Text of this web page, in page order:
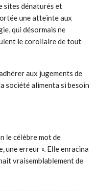
sites dénaturés et
une atteinte aux
qui désormais ne
le corollaire de tout
aux jugements de
société alimenta si besoin
le célèbre mot de
une erreur ». Elle enracina
vraisemblablement de